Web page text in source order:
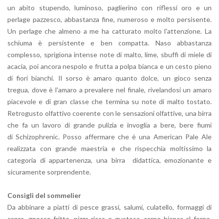
un abito stupendo, luminoso, paglierino con riflessi oro e un
perlage pazzesco, abbastanza fine, numeroso e molto persisente.
Un perlage che almeno a me ha catturato molto l'attenzione. La
schiuma è persistente e ben compatta. Naso abbastanza
complesso, sprigiona intense note di malto, lime, sbuffi di miele di
acacia, poi ancora nespolo e frutta a polpa bianca e un cesto pieno
di fiori bianchi. Il sorso è amaro quanto dolce, un gioco senza
tregua, dove è l'amaro a prevalere nel finale, rivelandosi un amaro
piacevole e di gran classe che termina su note di malto tostato.
Retrogusto olfattivo coerente con le sensazioni olfattive, una birra
che fa un lavoro di grande pulizia e invoglia a bere, bere fiumi
di Schizophrenic. Posso affermare che è una American Pale Ale
realizzata con grande maestria e che rispecchia moltissimo la
categoria di appartenenza, una birra didattica, emozionante e
sicuramente sorprendente.
Consigli del sommelier
Da abbinare a piatti di pesce grassi, salumi, culatello, formaggi di